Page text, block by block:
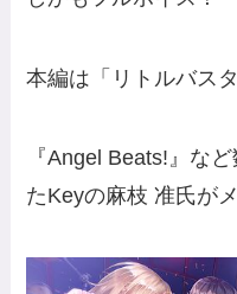
本編は「リトルバス
『Angel Beats!』な
たKeyの麻枝 准氏が